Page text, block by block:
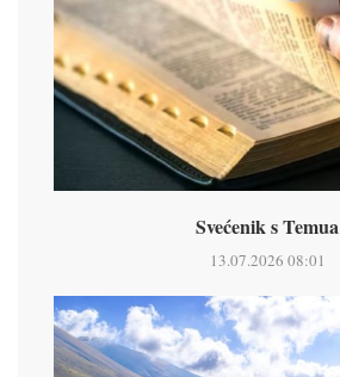
Svećenik s Temua
13.07.2026 08:01